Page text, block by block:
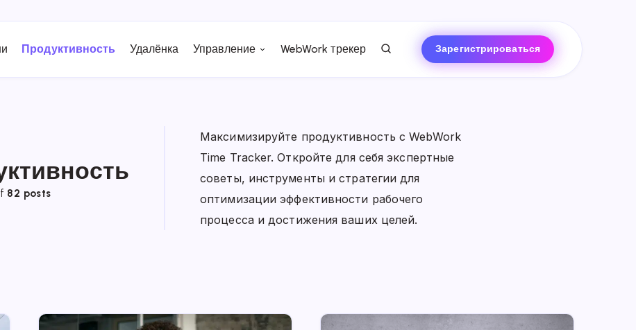
Продуктивность Удалёнка Управление WebWork трекер Зарегистрироваться
82 posts
Максимизируйте продуктивность с WebWork
Time Tracker. Откройте для себя экспертные
советы, инструменты и стратегии для
оптимизации эффективности рабочего
процесса и достижения ваших целей.